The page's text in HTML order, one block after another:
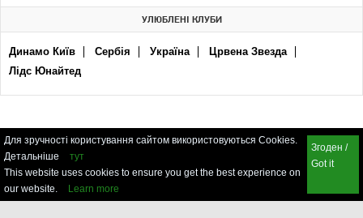
УЛЮБЛЕНІ КЛУБИ
Динамо Київ Сербія Україна
Црвена Звезда
Лідс Юнайтед
Для зручності користування сайтом використовуються Cookies.
Детальніше
тут
This website uses cookies to ensure you get the best experience on
our website.
Learn more
Згоден /
Got it